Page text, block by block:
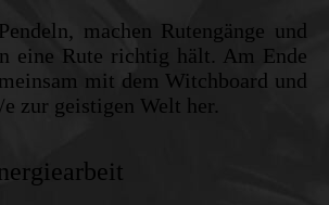
machen Rutengänge und
eine Rute richtig hält. Am Ende
mit dem Witchboard und
zur geistigen Welt her.